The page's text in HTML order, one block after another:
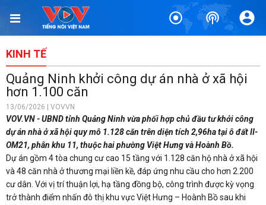
KINH TẾ
Quảng Ninh khởi công dự án nhà ở xã hội
hơn 1.100 căn
13/06/2026 | VOVVN
VOV.VN - UBND tỉnh Quảng Ninh vừa phối hợp chủ đầu tư khởi công
dự án nhà ở xã hội quy mô 1.128 căn trên diện tích 2,96ha tại ô đất II-
OM21, phân khu 11, thuộc hai phường Việt Hưng và Hoành Bồ.
Dự án gồm 4 tòa chung cư cao 15 tầng với 1.128 căn hộ nhà ở xã hội
và 48 căn nhà ở thương mại liền kề, đáp ứng nhu cầu cho hơn 2.200
cư dân. Với vị trí thuận lợi, hạ tầng đồng bộ, công trình được kỳ vọng
trở thành điểm nhấn đô thị khu vực Việt Hưng – Hoành Bồ sau khi